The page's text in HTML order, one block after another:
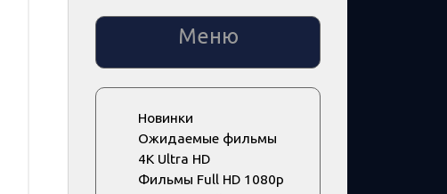
Меню
Новинки
Ожидаемые фильмы
4K Ultra HD
Фильмы Full HD 1080p